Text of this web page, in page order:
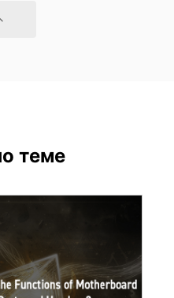
теме